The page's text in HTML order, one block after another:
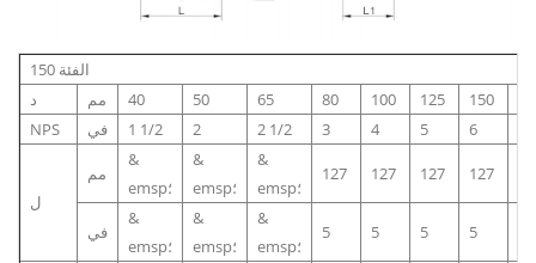
الفئة 150
د
مم 40 50 65 80 100 125 150
NPS
في 1 1/2 2 2 1/2 3 4 5 6
ل
مم
&
emsp؛
&
emsp؛
&
emsp؛
127 127 127 127
في
&
emsp؛
&
emsp؛
&
emsp؛
5 5 5 5